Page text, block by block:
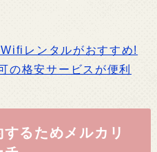
レンタルがおすすめ!
の格安サービスが便利
るためメルカリ